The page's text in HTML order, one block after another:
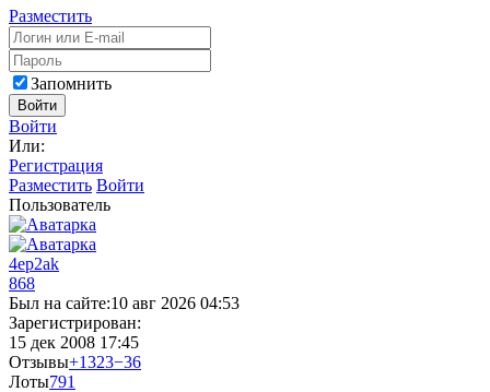
Разместить
Запомнить
Войти
Войти
Или:
Регистрация
Разместить Войти
Пользователь
4ep2ak
868
Был на сайте:10 авг 2026 04:53
Зарегистрирован:
15 дек 2008 17:45
Отзывы+1323−36
Лоты791